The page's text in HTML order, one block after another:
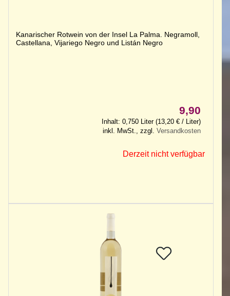
Kanarischer Rotwein von der Insel La Palma. Negramoll,
Castellana, Vijariego Negro und Listán Negro
9,90
Inhalt: 0,750 Liter (13,20 € / Liter)
inkl. MwSt., zzgl.Versandkosten
Derzeit nicht verfügbar